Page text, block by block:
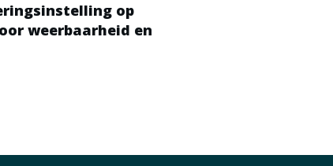
op
weerbaarheid en